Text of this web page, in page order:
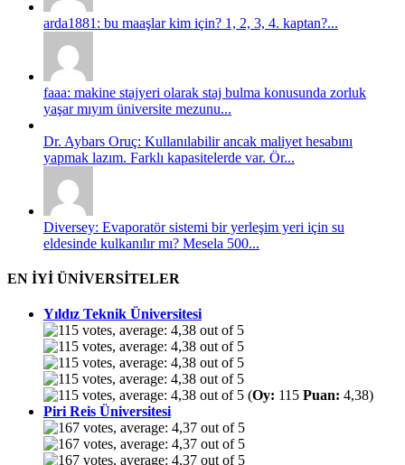
arda1881: bu maaşlar kim için? 1, 2, 3, 4. kaptan?...
faaa: makine stajyeri olarak staj bulma konusunda zorluk
yaşar mıyım üniversite mezunu...
Dr. Aybars Oruç: Kullanılabilir ancak maliyet hesabını
yapmak lazım. Farklı kapasitelerde var. Ör...
Diversey: Evaporatör sistemi bir yerleşim yeri için su
eldesinde kulkanılır mı? Mesela 500...
EN İYİ ÜNİVERSİTELER
Yıldız Teknik Üniversitesi
(Oy: 115 Puan: 4,38)
Piri Reis Üniversitesi